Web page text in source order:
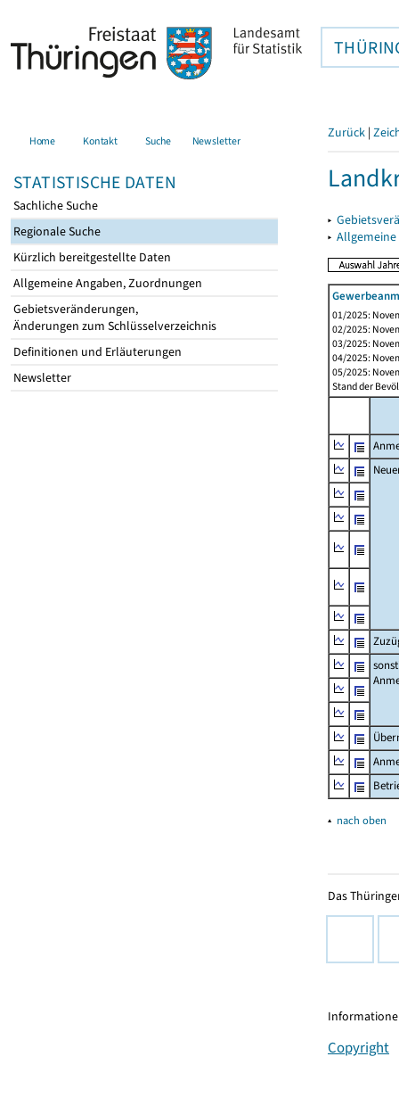
Home Kontakt Suche Newsletter
STATISTISCHE DATEN
Sachliche Suche
Regionale Suche
Kürzlich bereitgestellte Daten
Allgemeine Angaben, Zuordnungen
Gebietsveränderungen,
Änderungen zum Schlüsselverzeichnis
Definitionen und Erläuterungen
Newsletter
Zurück |
▸
▸
01/2025:
02/2025:
03/2025:
04/2025:
05/2025:
Stand der
▴ nach oben
Das
Copyright